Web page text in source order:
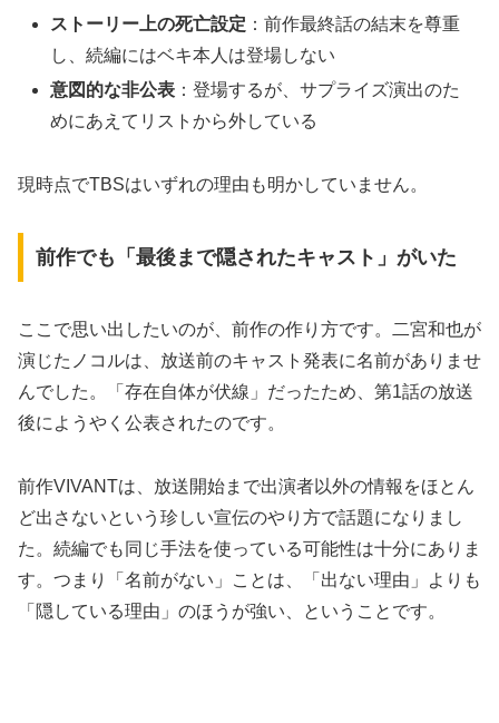
ストーリー上の死亡設定 ：前作最終話の結末を尊重
し、続編にはベキ本人は登場しない
意図的な非公表 ：登場するが、サプライズ演出のた
めにあえてリストから外している
現時点でTBSはいずれの理由も明かしていません。
前作でも「最後まで隠されたキャスト」がいた
ここで思い出したいのが、前作の作り方です。二宮和也が
演じたノコルは、放送前のキャスト発表に名前がありませ
んでした。「存在自体が伏線」だったため、第1話の放送
後にようやく公表されたのです。
前作VIVANTは、放送開始まで出演者以外の情報をほとん
ど出さないという珍しい宣伝のやり方で話題になりまし
た。続編でも同じ手法を使っている可能性は十分にありま
す。つまり「名前がない」ことは、「出ない理由」よりも
「隠している理由」のほうが強い、ということです。